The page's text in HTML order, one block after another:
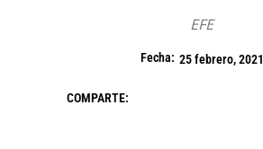
EFE
Fecha: 25 febrero, 2021
COMPARTE: